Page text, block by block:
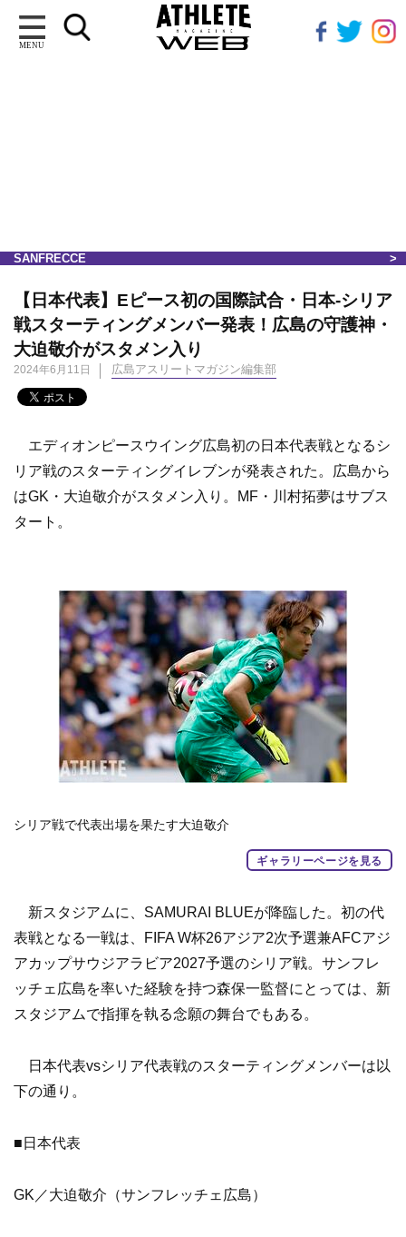
MENU
SANFRECCE
【日本代表】Eピース初の国際試合・日本-シリア
戦スターティングメンバー発表！広島の守護神・
大迫敬介がスタメン入り
2024年6月11日 広島アスリートマガジン編集部
エディオンピースウイング広島初の日本代表戦となるシ
リア戦のスターティングイレブンが発表された。広島から
はGK・大迫敬介がスタメン入り。MF・川村拓夢はサブス
タート。
シリア戦で代表出場を果たす大迫敬介
ギャラリーページを見る
新スタジアムに、SAMURAI BLUEが降臨した。初の代
表戦となる一戦は、FIFA W杯26アジア2次予選兼AFCアジ
アカップサウジアラビア2027予選のシリア戦。サンフレ
ッチェ広島を率いた経験を持つ森保一監督にとっては、新
スタジアムで指揮を執る念願の舞台でもある。
日本代表vsシリア代表戦のスターティングメンバーは以
下の通り。
■日本代表
GK／大迫敬介（サンフレッチェ広島）